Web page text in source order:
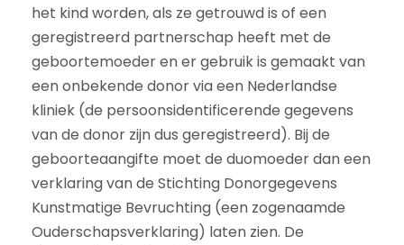
het kind worden, als ze getrouwd is of een
geregistreerd partnerschap heeft met de
geboortemoeder en er gebruik is gemaakt van
een onbekende donor via een Nederlandse
kliniek (de persoonsidentificerende gegevens
van de donor zijn dus geregistreerd). Bij de
geboorteaangifte moet de duomoeder dan een
verklaring van de Stichting Donorgegevens
Kunstmatige Bevruchting (een zogenaamde
Ouderschapsverklaring) laten zien. De